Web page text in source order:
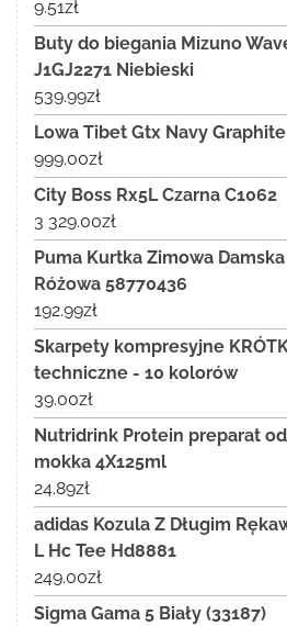
9.51zł
Buty do biegania Mizuno
J1GJ2271 Niebieski
539.99zł
Lowa Tibet Gtx Navy Graphite
999.00zł
City Boss Rx5L Czarna C1062
3 329.00zł
Puma Kurtka Zimowa
Różowa 58770436
192.99zł
Skarpety kompresyjne
techniczne - 10 kolorów
39.00zł
Nutridrink Protein preparat
mokka 4X125ml
24.89zł
adidas Kozula Z Długim
L Hc Tee Hd8881
249.00zł
Sigma Gama 5 Biały (33187)